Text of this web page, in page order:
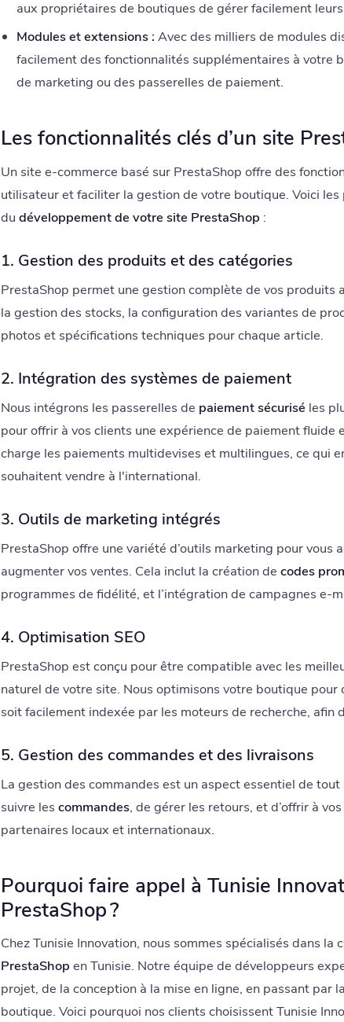
aux propriétaires de boutiques de gérer facilement
Modules et extensions : Avec des milliers de modules
facilement des fonctionnalités supplémentaires à votre
de marketing ou des passerelles de paiement.
Les fonctionnalités clés d’un site
Un site e-commerce basé sur PrestaShop offre des
utilisateur et faciliter la gestion de votre boutique. Voici
du développement de votre site PrestaShop :
1. Gestion des produits et des catégories
PrestaShop permet une gestion complète de vos produits
la gestion des stocks, la configuration des variantes de
photos et spécifications techniques pour chaque article.
2. Intégration des systèmes de paiement
Nous intégrons les passerelles de paiement sécurisé les
pour offrir à vos clients une expérience de paiement
charge les paiements multidevises et multilingues, ce qui
souhaitent vendre à l'international.
3. Outils de marketing intégrés
PrestaShop offre une variété d’outils marketing pour
augmenter vos ventes. Cela inclut la création de codes
programmes de fidélité, et l’intégration de campagnes e-
4. Optimisation SEO
PrestaShop est conçu pour être compatible avec les
naturel de votre site. Nous optimisons votre boutique
soit facilement indexée par les moteurs de recherche,
5. Gestion des commandes et des livraisons
La gestion des commandes est un aspect essentiel de
suivre les commandes, de gérer les retours, et d’offrir à
partenaires locaux et internationaux.
Pourquoi faire appel à Tunisie
PrestaShop ?
Chez Tunisie Innovation, nous sommes spécialisés dans la
PrestaShop en Tunisie. Notre équipe de développeurs
projet, de la conception à la mise en ligne, en passant par
boutique. Voici pourquoi nos clients choisissent Tunisie